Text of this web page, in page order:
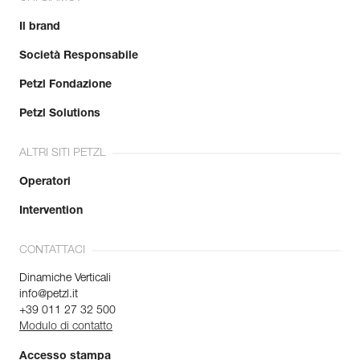
Il brand
Società Responsabile
Petzl Fondazione
Petzl Solutions
ALTRI SITI PETZL
Operatori
Intervention
CONTATTACI
Dinamiche Verticali
info@petzl.it
+39 011 27 32 500
Modulo di contatto
Accesso stampa